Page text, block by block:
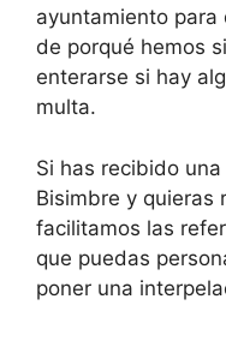
ayuntamiento para
de porqué hemos
enterarse si hay
multa.
Si has recibido
Bisimbre y quieras
facilitamos las
que puedas
poner una